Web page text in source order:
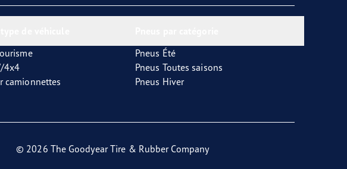
4x4
camionnettes
Pneus Été
Pneus Toutes saisons
Pneus Hiver
© 2026 The Goodyear Tire & Rubber Company